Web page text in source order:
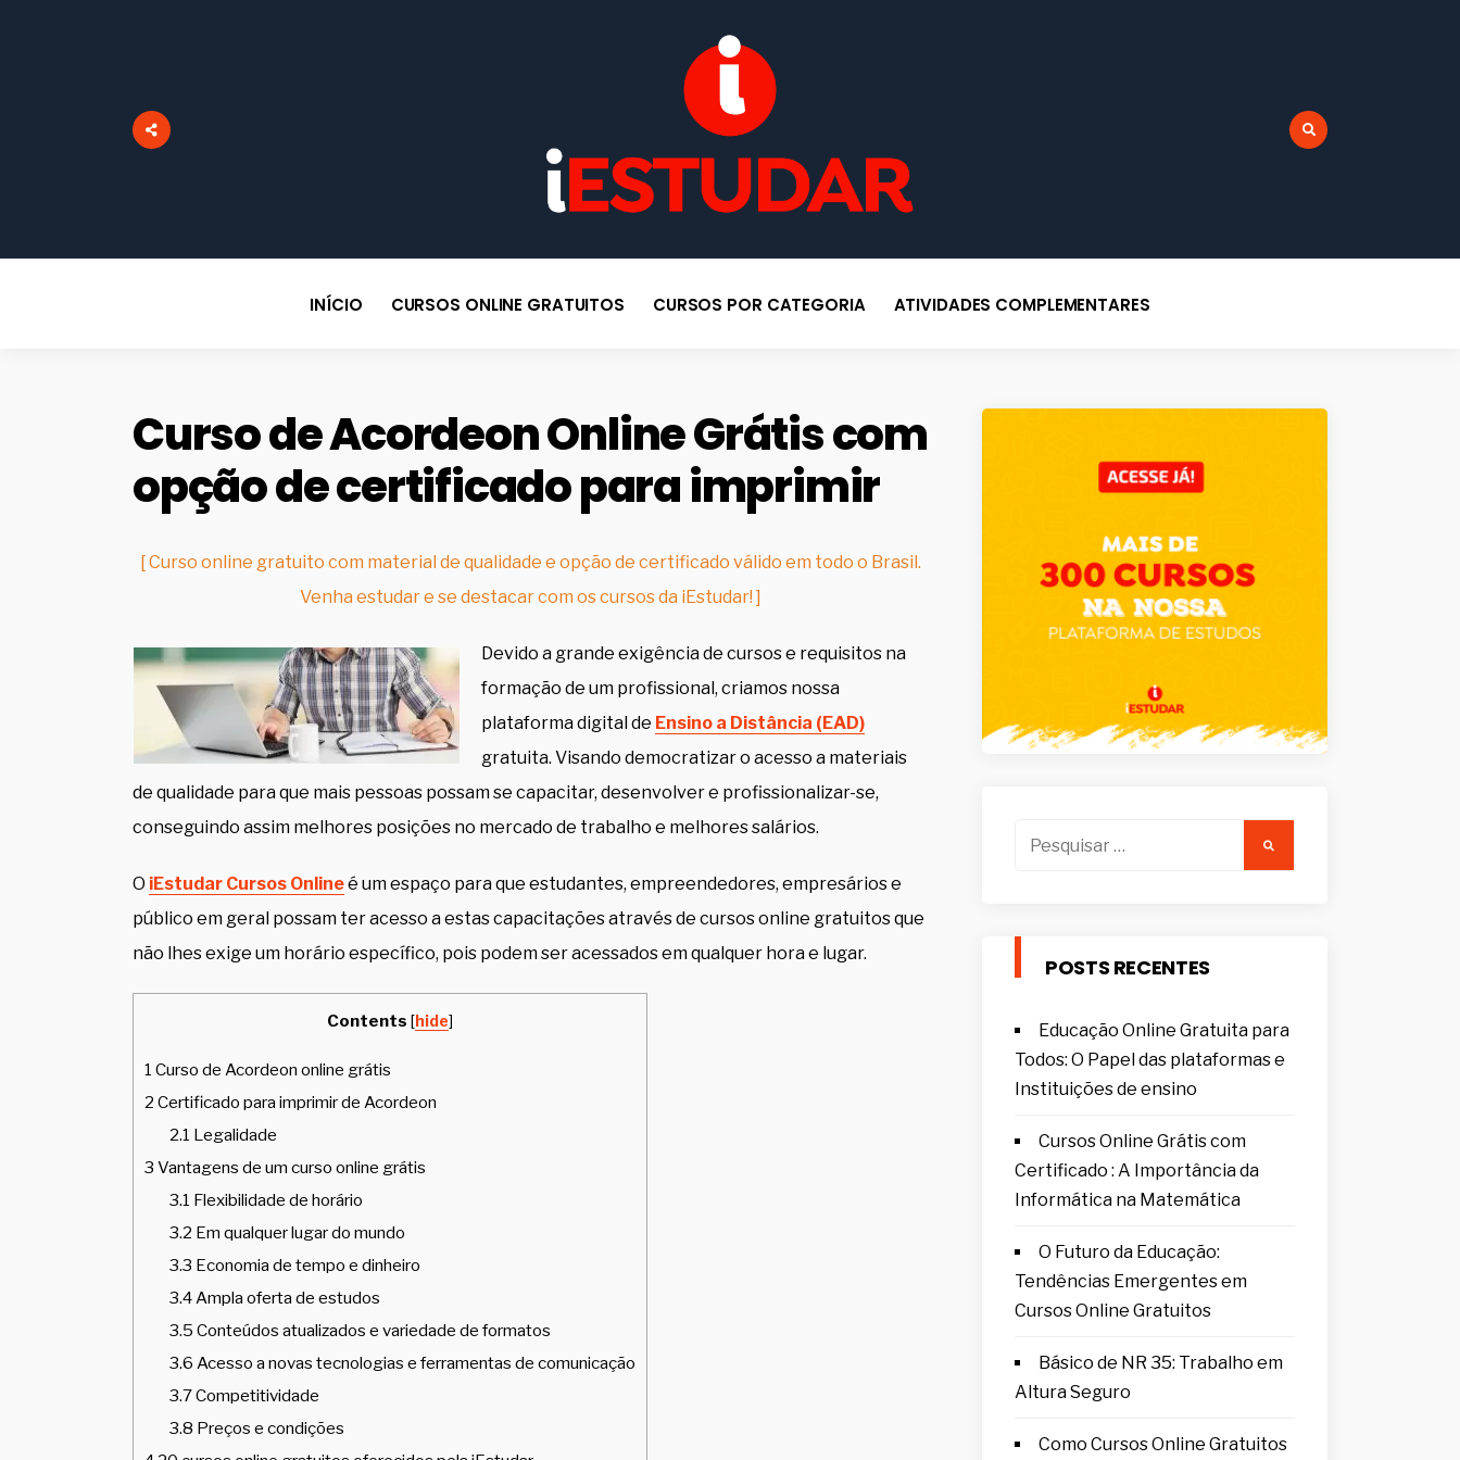
INÍCIO CURSOS ONLINE GRATUITOS CURSOS POR CATEGORIA ATIVIDADES COMPLEMENTARES
Curso de Acordeon Online Grátis com
opção de certificado para imprimir
[ Curso online gratuito com material de qualidade e opção de certificado válido em todo o Brasil.
Venha estudar e se destacar com os cursos da iEstudar! ]
Devido a grande exigência de cursos e requisitos na
formação de um profissional, criamos nossa
plataforma digital de Ensino a Distância (EAD)
gratuita. Visando democratizar o acesso a materiais
de qualidade para que mais pessoas possam se capacitar, desenvolver e profissionalizar-se,
conseguindo assim melhores posições no mercado de trabalho e melhores salários.
O iEstudar Cursos Onlineé um espaço para que estudantes, empreendedores, empresários e
público em geral possam ter acesso a estas capacitações através de cursos online gratuitos que
não lhes exige um horário específico, pois podem ser acessados em qualquer hora e lugar.
Contents [hide]
1 Curso de Acordeon online grátis
2 Certificado para imprimir de Acordeon
2.1 Legalidade
3 Vantagens de um curso online grátis
3.1 Flexibilidade de horário
3.2 Em qualquer lugar do mundo
3.3 Economia de tempo e dinheiro
3.4Ampla oferta de estudos
3.5 Conteúdos atualizados e variedade de formatos
3.6 Acesso a novas tecnologias e ferramentas de comunicação
3.7Competitividade
3.8 Preços e condições
Pesquisar
POSTS RECENTES
Educação Online Gratuita para
Todos: O Papel das plataformas e
Instituições de ensino
Cursos Online Grátis com
Certificado : A Importância da
Informática na Matemática
O Futuro da Educação:
Tendências Emergentes em
Cursos Online Gratuitos
Básico de NR 35: Trabalho em
Altura Seguro
Como Cursos Online Gratuitos